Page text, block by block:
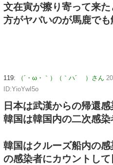
文在寅が擦り寄って来
方がヤバいのが馬鹿でも
119: （´・ω・｀）（｀ハ´ ）さん
ID:YioYwI5o
日本は武漢からの帰還
韓国は韓国内の二次感
韓国はクルーズ船内の
の感染者にカウントし